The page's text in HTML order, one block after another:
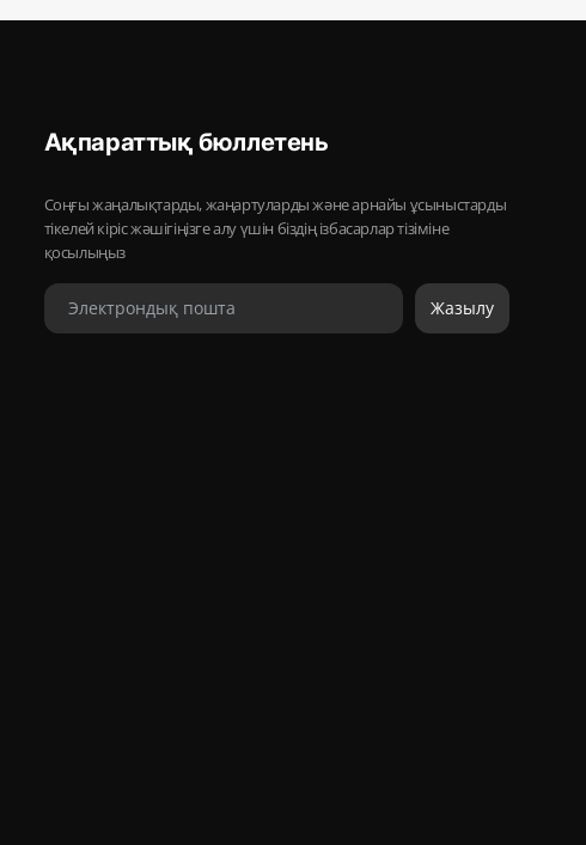
Ақпараттық бюллетень
Соңғы жаңалықтарды, жаңартуларды және арнайы ұсыныстарды
тікелей кіріс жәшігіңізге алу үшін біздің ізбасарлар тізіміне
қосылыңыз
Жазылу